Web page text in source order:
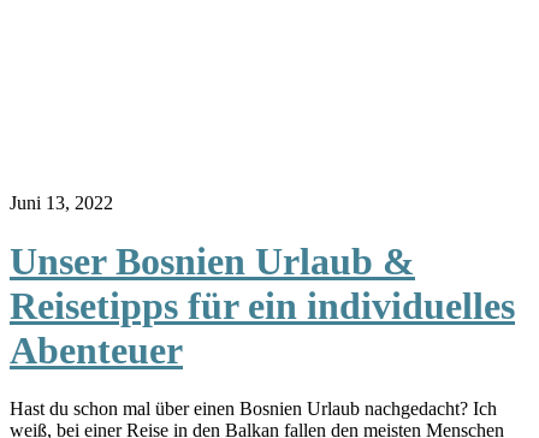
Juni 13, 2022
Unser Bosnien Urlaub &
Reisetipps für ein individuelles
Abenteuer
Hast du schon mal über einen Bosnien Urlaub nachgedacht? Ich
weiß, bei einer Reise in den Balkan fallen den meisten Menschen